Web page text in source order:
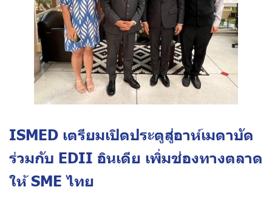
ISMED เตรียมเปิดประตูสู่อาห์เมดาบัด
ร่วมกับ EDII อินเดีย เพิ่มช่องทางตลาด
ให้ SME ไทย